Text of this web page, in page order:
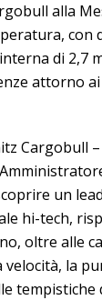
alla
con
di 2,7
attorno ai
Cargobull
un
hi-tech,
oltre alle
velocità, la
tempistiche